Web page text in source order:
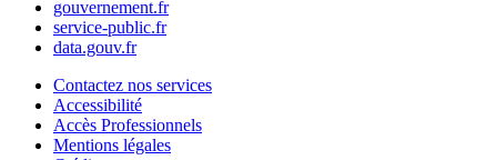
gouvernement.fr
service-public.fr
data.gouv.fr
Contactez nos services
Accessibilité
Accès Professionnels
Mentions légales